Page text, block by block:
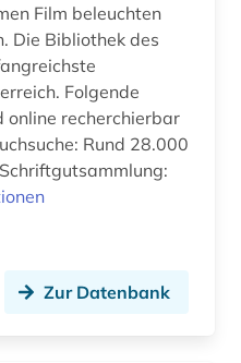
Film beleuchten
Die Bibliothek des
online recherchierbar
Zur Datenbank